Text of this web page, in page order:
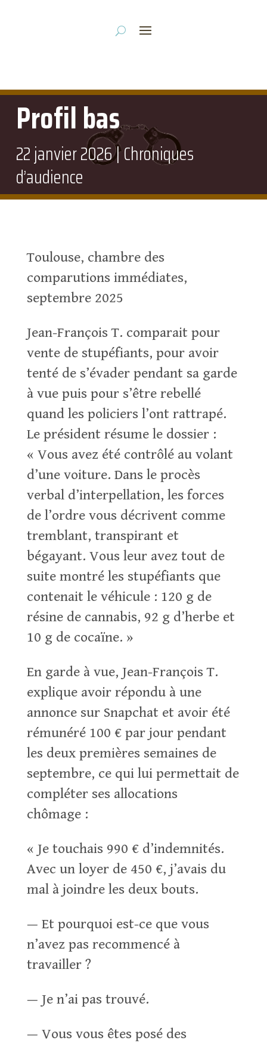
Profil bas
22 janvier 2026|Chroniques
d’audience
Toulouse, chambre des
comparutions immédiates,
septembre 2025
Jean-François T. comparait pour
vente de stupéfiants, pour avoir
tenté de s’évader pendant sa garde
à vue puis pour s’être rebellé
quand les policiers l’ont rattrapé.
Le président résume le dossier :
« Vous avez été contrôlé au volant
d’une voiture. Dans le procès
verbal d’interpellation, les forces
de l’ordre vous décrivent comme
tremblant, transpirant et
bégayant. Vous leur avez tout de
suite montré les stupéfiants que
contenait le véhicule : 120 g de
résine de cannabis, 92 g d’herbe et
10 g de cocaïne. »
En garde à vue, Jean-François T.
explique avoir répondu à une
annonce sur Snapchat et avoir été
rémunéré 100 € par jour pendant
les deux premières semaines de
septembre, ce qui lui permettait de
compléter ses allocations
chômage :
« Je touchais 990 € d’indemnités.
Avec un loyer de 450 €, j’avais du
mal à joindre les deux bouts.
— Et pourquoi est-ce que vous
n’avez pas recommencé à
travailler ?
— Je n’ai pas trouvé.
— Vous vous êtes posé des